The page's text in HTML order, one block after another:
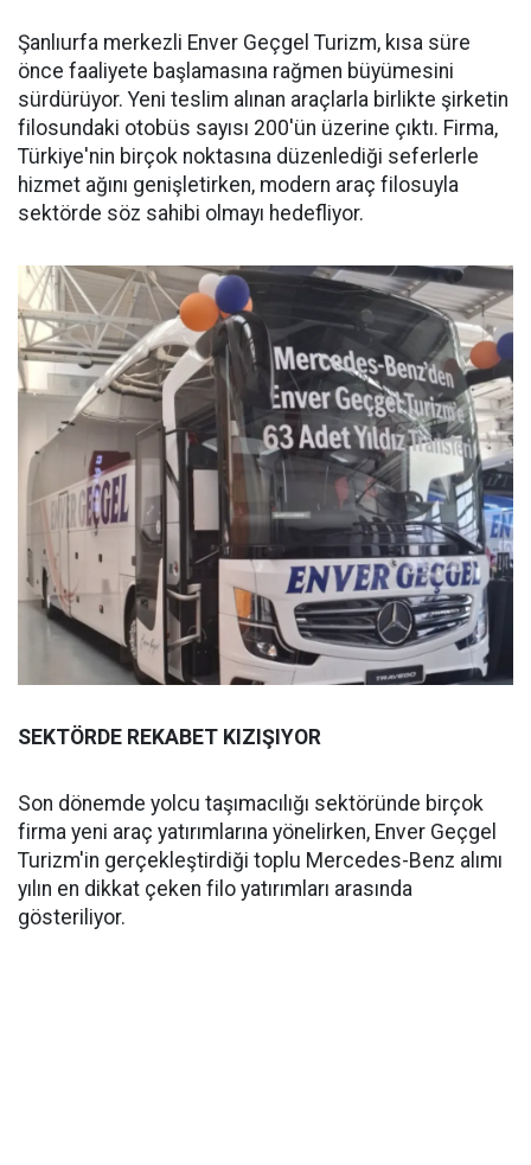
Şanlıurfa merkezli Enver Geçgel Turizm, kısa süre
önce faaliyete başlamasına rağmen büyümesini
sürdürüyor. Yeni teslim alınan araçlarla birlikte şirketin
filosundaki otobüs sayısı 200'ün üzerine çıktı. Firma,
Türkiye'nin birçok noktasına düzenlediği seferlerle
hizmet ağını genişletirken, modern araç filosuyla
sektörde söz sahibi olmayı hedefliyor.
SEKTÖRDE REKABET KIZIŞIYOR
Son dönemde yolcu taşımacılığı sektöründe birçok
firma yeni araç yatırımlarına yönelirken, Enver Geçgel
Turizm'in gerçekleştirdiği toplu Mercedes-Benz alımı
yılın en dikkat çeken filo yatırımları arasında
gösteriliyor.